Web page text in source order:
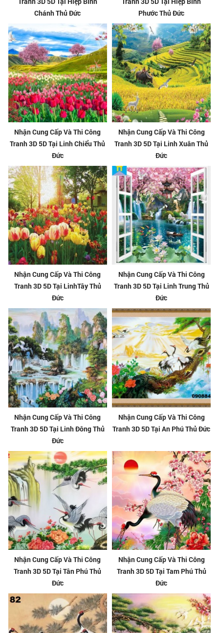
Chánh Thủ Đức
Phước Thủ Đức
Nhận Cung Cấp Và Thi Công
Tranh 3D 5D Tại Linh Chiểu Thủ
Đức
Nhận Cung Cấp Và Thi Công
Tranh 3D 5D Tại Linh Xuân Thủ
Đức
Nhận Cung Cấp Và Thi Công
Tranh 3D 5D Tại LinhTây Thủ
Đức
Nhận Cung Cấp Và Thi Công
Tranh 3D 5D Tại Linh Trung Thủ
Đức
Nhận Cung Cấp Và Thi Công
Tranh 3D 5D Tại Linh Đông Thủ
Đức
Nhận Cung Cấp Và Thi Công
Tranh 3D 5D Tại An Phú Thủ Đức
Nhận Cung Cấp Và Thi Công
Tranh 3D 5D Tại Tân Phú Thủ
Đức
Nhận Cung Cấp Và Thi Công
Tranh 3D 5D Tại Tam Phú Thủ
Đức